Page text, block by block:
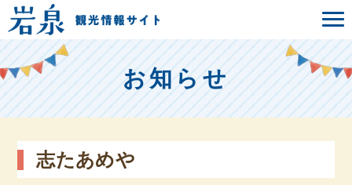
お知らせ
志たあめや